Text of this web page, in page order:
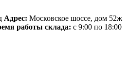
Адрес: Московское шоссе, дом 52ж
работы склада: с 9:00 по 18:00